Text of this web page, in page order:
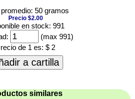
50 gramos
Precio $2.00
en stock: 991
(max 991)
de 1 es: $ 2
a cartilla
similares